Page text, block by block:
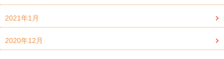
2021年1月
2020年12月